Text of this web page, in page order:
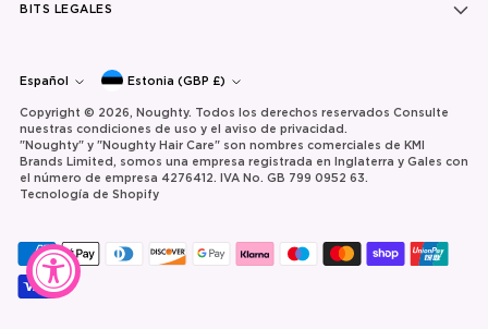
BITS LEGALES
idioma
Español moneda Estonia (GBP £)
Copyright © 2026, Noughty. Todos los derechos reservados Consulte
nuestras condiciones de uso y el aviso de privacidad.
"Noughty" y "Noughty Hair Care" son nombres comerciales de KMI
Brands Limited, somos una empresa registrada en Inglaterra y Gales con
el número de empresa 4276412. IVA No. GB 799 0952 63.
Tecnología de Shopify